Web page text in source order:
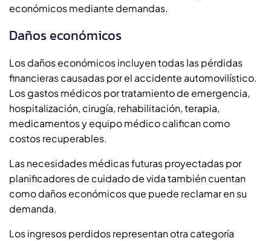
económicos mediante demandas.
Daños económicos
Los daños económicos incluyen todas las pérdidas
financieras causadas por el accidente automovilístico.
Los gastos médicos por tratamiento de emergencia,
hospitalización, cirugía, rehabilitación, terapia,
medicamentos y equipo médico califican como
costos recuperables.
Las necesidades médicas futuras proyectadas por
planificadores de cuidado de vida también cuentan
como daños económicos que puede reclamar en su
demanda.
Los ingresos perdidos representan otra categoría